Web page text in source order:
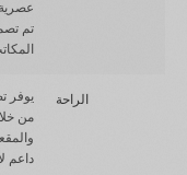
تم
الراحة
يوفر
من
داعم